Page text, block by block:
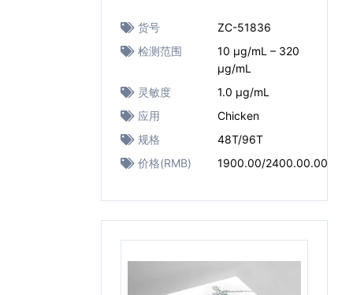
货号
ZC-51836
检测范围
10 μg/mL – 320
μg/mL
灵敏度
1.0 μg/mL
应用
Chicken
规格
48T/96T
价格(RMB)
1900.00/2400.00.00